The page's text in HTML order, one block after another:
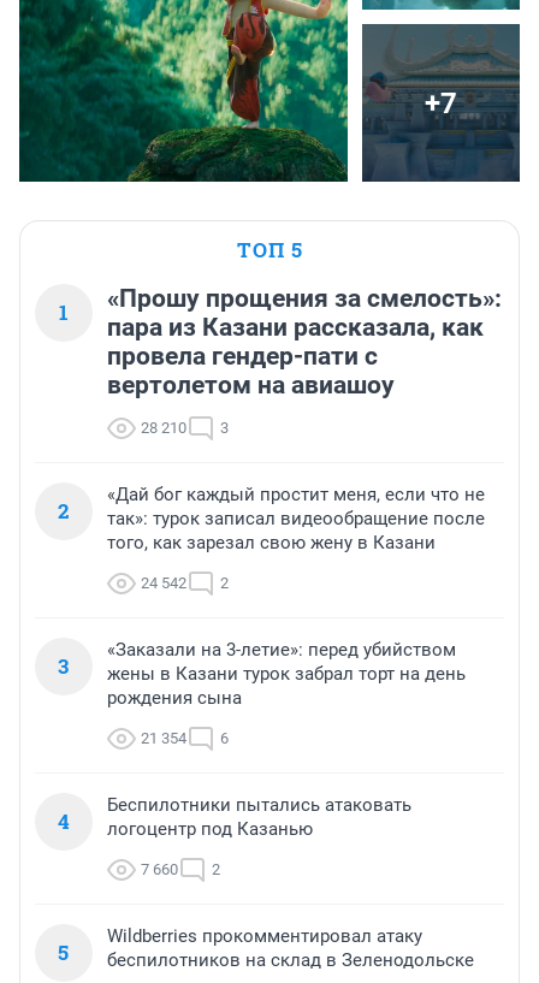
+7
ТОП 5
1
«Прошу прощения за смелость»:
пара из Казани рассказала, как
провела гендер-пати с
вертолетом на авиашоу
28 210 3
2
«Дай бог каждый простит меня, если что не
так»: турок записал видеообращение после
того, как зарезал свою жену в Казани
24 542 2
3
«Заказали на 3-летие»: перед убийством
жены в Казани турок забрал торт на день
рождения сына
21 354 6
4
Беспилотники пытались атаковать
логоцентр под Казанью
7 660 2
5
Wildberries прокомментировал атаку
беспилотников на склад в Зеленодольске